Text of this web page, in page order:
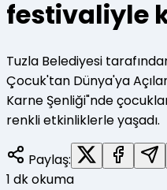
festivaliyle
Tuzla Belediyesi
Çocuk'tan Dünya'ya
Karne Şenliği"nde
renkli etkinliklerle yaşadı.
Paylaş:
1 dk okuma